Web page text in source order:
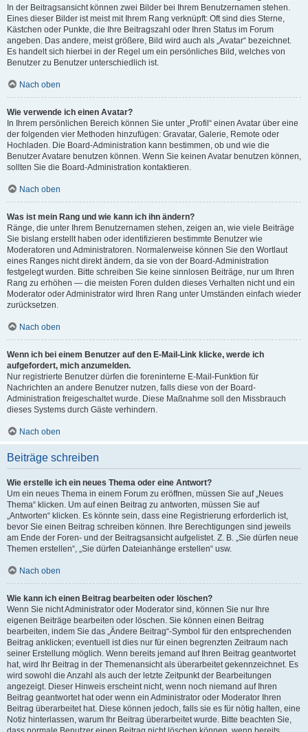
In der Beitragsansicht können zwei Bilder bei Ihrem Benutzernamen stehen.
Eines dieser Bilder ist meist mit Ihrem Rang verknüpft: Oft sind dies Sterne,
Kästchen oder Punkte, die Ihre Beitragszahl oder Ihren Status im Forum
angeben. Das andere, meist größere, Bild wird auch als „Avatar“ bezeichnet.
Es handelt sich hierbei in der Regel um ein persönliches Bild, welches von
Benutzer zu Benutzer unterschiedlich ist.
Nach oben
Wie verwende ich einen Avatar?
In Ihrem persönlichen Bereich können Sie unter „Profil“ einen Avatar über eine
der folgenden vier Methoden hinzufügen: Gravatar, Galerie, Remote oder
Hochladen. Die Board-Administration kann bestimmen, ob und wie die
Benutzer Avatare benutzen können. Wenn Sie keinen Avatar benutzen können,
sollten Sie die Board-Administration kontaktieren.
Nach oben
Was ist mein Rang und wie kann ich ihn ändern?
Ränge, die unter Ihrem Benutzernamen stehen, zeigen an, wie viele Beiträge
Sie bislang erstellt haben oder identifizieren bestimmte Benutzer wie
Moderatoren und Administratoren. Normalerweise können Sie den Wortlaut
eines Ranges nicht direkt ändern, da sie von der Board-Administration
festgelegt wurden. Bitte schreiben Sie keine sinnlosen Beiträge, nur um Ihren
Rang zu erhöhen — die meisten Foren dulden dieses Verhalten nicht und ein
Moderator oder Administrator wird Ihren Rang unter Umständen einfach wieder
zurücksetzen.
Nach oben
Wenn ich bei einem Benutzer auf den E-Mail-Link klicke, werde ich
aufgefordert, mich anzumelden.
Nur registrierte Benutzer dürfen die foreninterne E-Mail-Funktion für
Nachrichten an andere Benutzer nutzen, falls diese von der Board-
Administration freigeschaltet wurde. Diese Maßnahme soll den Missbrauch
dieses Systems durch Gäste verhindern.
Nach oben
Beiträge schreiben
Wie erstelle ich ein neues Thema oder eine Antwort?
Um ein neues Thema in einem Forum zu eröffnen, müssen Sie auf „Neues
Thema“ klicken. Um auf einen Beitrag zu antworten, müssen Sie auf
„Antworten“ klicken. Es könnte sein, dass eine Registrierung erforderlich ist,
bevor Sie einen Beitrag schreiben können. Ihre Berechtigungen sind jeweils
am Ende der Foren- und der Beitragsansicht aufgelistet. Z. B. „Sie dürfen neue
Themen erstellen“, „Sie dürfen Dateianhänge erstellen“ usw.
Nach oben
Wie kann ich einen Beitrag bearbeiten oder löschen?
Wenn Sie nicht Administrator oder Moderator sind, können Sie nur Ihre
eigenen Beiträge bearbeiten oder löschen. Sie können einen Beitrag
bearbeiten, indem Sie das „Ändere Beitrag“-Symbol für den entsprechenden
Beitrag anklicken; eventuell ist dies nur für einen begrenzten Zeitraum nach
seiner Erstellung möglich. Wenn bereits jemand auf Ihren Beitrag geantwortet
hat, wird Ihr Beitrag in der Themenansicht als überarbeitet gekennzeichnet. Es
wird sowohl die Anzahl als auch der letzte Zeitpunkt der Bearbeitungen
angezeigt. Dieser Hinweis erscheint nicht, wenn noch niemand auf Ihren
Beitrag geantwortet hat oder wenn ein Administrator oder Moderator Ihren
Beitrag überarbeitet hat. Diese können jedoch, falls sie es für nötig halten, eine
Notiz hinterlassen, warum Ihr Beitrag überarbeitet wurde. Bitte beachten Sie,